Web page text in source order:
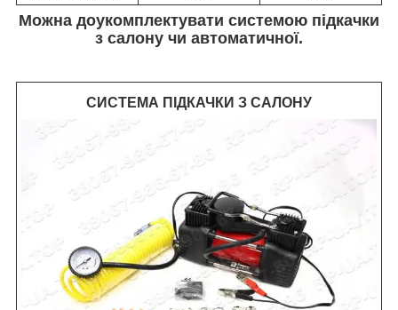
Можна доукомплектувати системою підкачки
з салону чи автоматичної.
СИСТЕМА ПІДКАЧКИ З САЛОНУ